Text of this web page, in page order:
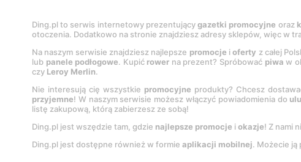
Ding.pl to serwis internetowy prezentującygazetki promocyjne oraz
otoczenia. Dodatkowo na stronie znajdziesz adresy sklepów, więc w
Na naszym serwisie znajdziesz najlepsze promocje ioferty z całej
lub panele podłogowe. Kupić rower na prezent? Spróbować piwa w
czy Leroy Merlin.
Nie interesują cię wszystkie promocyjne produkty? Chcesz
przyjemne! W naszym serwisie możesz włączyć powiadomienia do
listę zakupową, którą zabierzesz ze sobą!
Ding.pl jest wszędzie tam, gdzie najlepsze promocje i okazje! Z nami
Ding.pl jest dostępne również w formie aplikacji mobilnej. Możecie ją